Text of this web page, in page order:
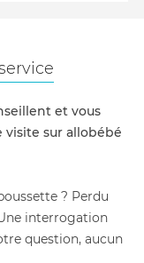
et vous
sur allobébé
? Perdu
interrogation
question, aucun